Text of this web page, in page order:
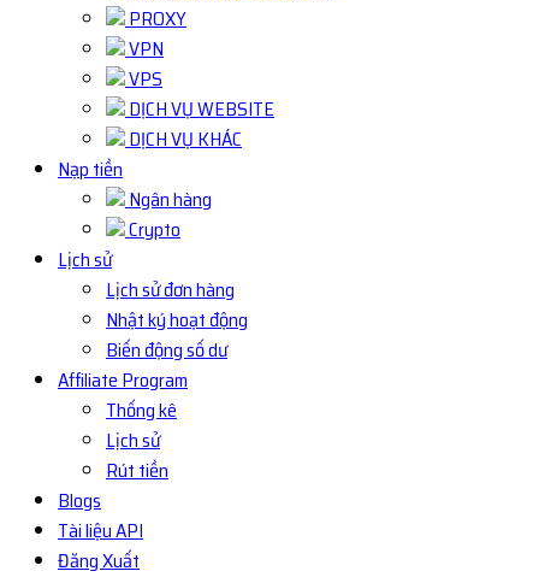
PROXY
VPN
VPS
DỊCH VỤ WEBSITE
DỊCH VỤ KHÁC
Nạp tiền
Ngân hàng
Crypto
Lịch sử
Lịch sử đơn hàng
Nhật ký hoạt động
Biến động số dư
Affiliate Program
Thống kê
Lịch sử
Rút tiền
Blogs
Tài liệu API
Đăng Xuất